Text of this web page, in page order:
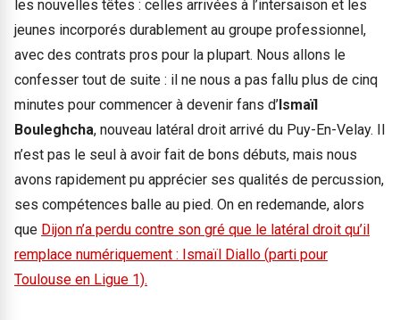
les nouvelles têtes : celles arrivées à l’intersaison et les
jeunes incorporés durablement au groupe professionnel,
avec des contrats pros pour la plupart. Nous allons le
confesser tout de suite : il ne nous a pas fallu plus de cinq
minutes pour commencer à devenir fans d’Ismaïl
Bouleghcha, nouveau latéral droit arrivé du Puy-En-Velay. Il
n’est pas le seul à avoir fait de bons débuts, mais nous
avons rapidement pu apprécier ses qualités de percussion,
ses compétences balle au pied. On en redemande, alors
que Dijon n’a perdu contre son gré que le latéral droit qu’il
remplace numériquement : Ismaïl Diallo (parti pour
Toulouse en Ligue 1).